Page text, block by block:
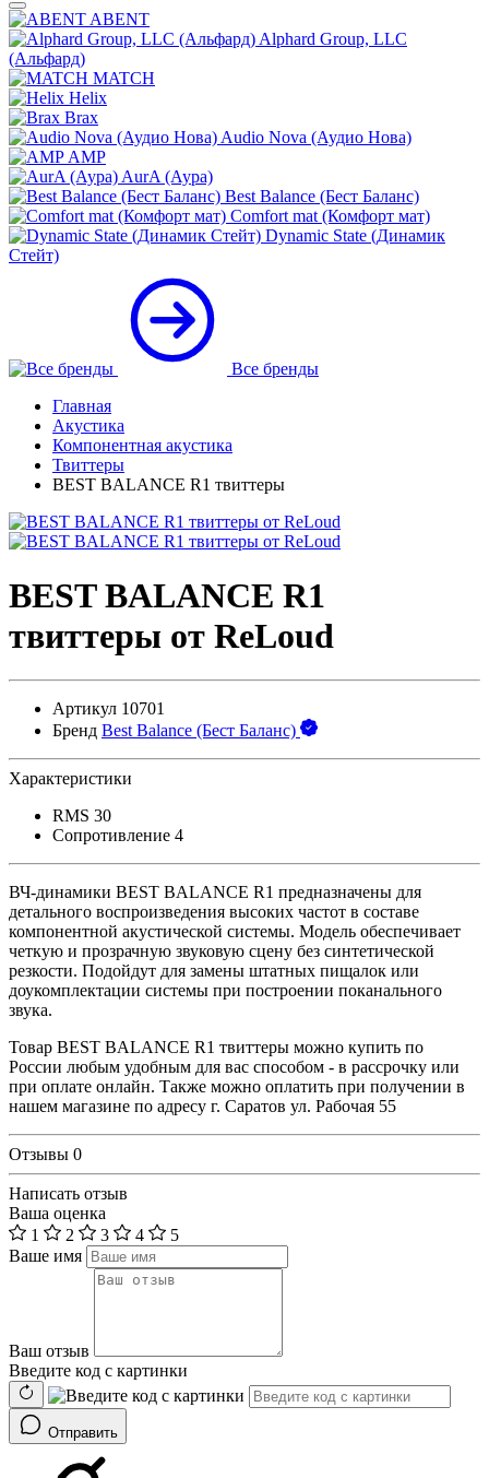
ABENT
Alphard Group, LLC
(Альфард)
MATCH
Helix
Brax
Audio Nova (Аудио Нова)
AMP
AurA (Аура)
Best Balance (Бест Баланс)
Comfort mat (Комфорт мат)
Dynamic State (Динамик
Стейт)
Все бренды
Главная
Акустика
Компонентная акустика
Твиттеры
BEST BALANCE R1 твиттеры
BEST BALANCE R1
твиттеры от ReLoud
Артикул 10701
Бренд Best Balance (Бест Баланс)
Характеристики
RMS 30
Сопротивление 4
ВЧ-динамики BEST BALANCE R1 предназначены для
детального воспроизведения высоких частот в составе
компонентной акустической системы. Модель обеспечивает
четкую и прозрачную звуковую сцену без синтетической
резкости. Подойдут для замены штатных пищалок или
доукомплектации системы при построении поканального
звука.
Товар BEST BALANCE R1 твиттеры можно купить по
России любым удобным для вас способом - в рассрочку или
при оплате онлайн. Также можно оплатить при получении в
нашем магазине по адресу г. Саратов ул. Рабочая 55
Отзывы 0
Написать отзыв
Ваша оценка
1
2 3 4
5
Ваше имя
Ваш отзыв
Введите код с картинки
Отправить